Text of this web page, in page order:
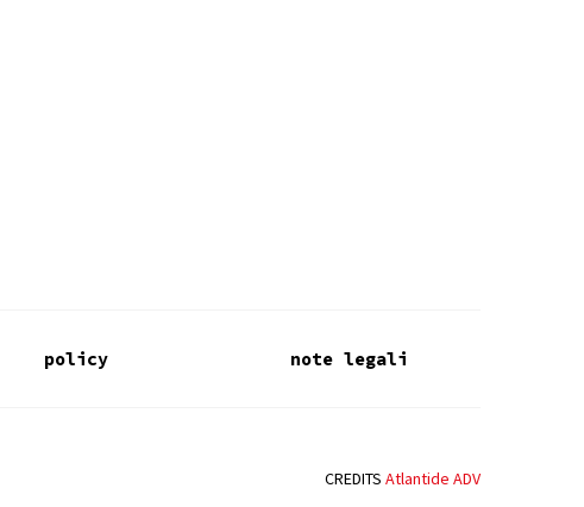
policy note legali
CREDITS Atlantide ADV